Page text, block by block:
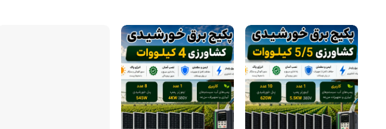
افزودن
به
علاقه
مندی
ها
افزودن
به
علاقه
مندی
ها